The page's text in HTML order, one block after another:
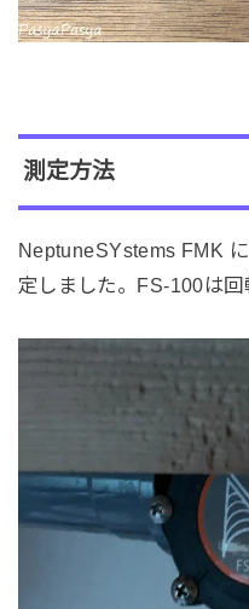
測定方法
NeptuneSYstems FMK
定しました。FS-100は回